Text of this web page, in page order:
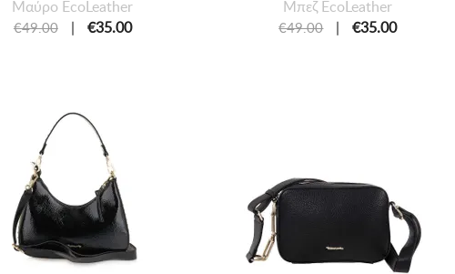
Μαύρο EcoLeather
€49.00 | €35.00
Μπεζ EcoLeather
€49.00 | €35.00